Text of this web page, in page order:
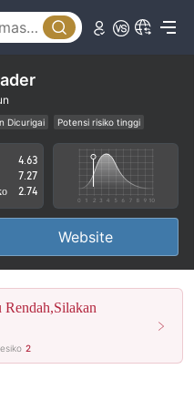
Dicurigai Potensi risiko tinggi
4.63
7.27
2.74
Website
2